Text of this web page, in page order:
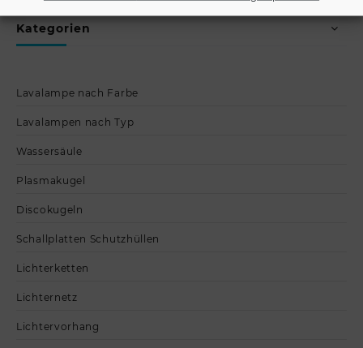
Kategorien
Lavalampe nach Farbe
Lavalampen nach Typ
Wassersäule
Plasmakugel
Discokugeln
Schallplatten Schutzhüllen
Lichterketten
Lichternetz
Lichtervorhang